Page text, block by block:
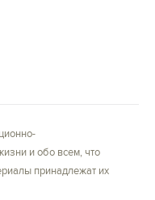
и обо всем, что
принадлежат их